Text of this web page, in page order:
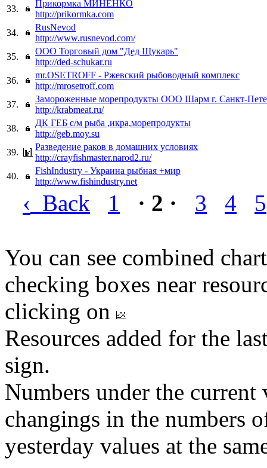
33.
Прикормка МИНЕНКО
http://prikormka.com
34.
RusNevod
http://www.rusnevod.com/
35.
ООО Торговый дом "Дед Щукарь"
http://ded-schukar.ru
36.
mr.OSETROFF - Ржевский рыбоводный комплекс
http://mrosetroff.com
37.
Замороженные морепродукты ООО Шарм г. Санкт-
http://krabmeat.ru/
38.
ДК ГЕБ с/м рыба ,икра,морепродукты
http://geb.moy.su
39.
Разведение раков в домашних условиях
http://crayfishmaster.narod2.ru/
40.
FishIndustry - Украина рыбная +мир
http://www.fishindustry.net
‹ Back 1 · 2 · 3 4 5
You can see combined
checking boxes near
clicking on
Resources added for the
sign.
Numbers under the
changings in the numbers
yesterday values at the